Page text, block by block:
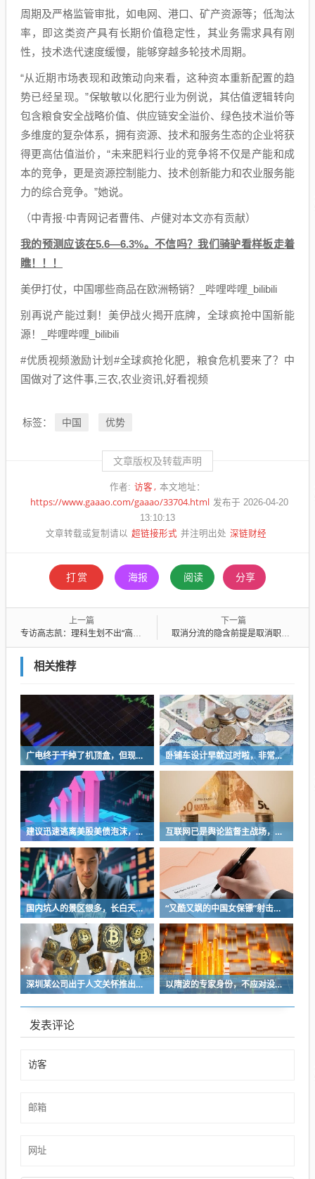
周期及严格监管审批，如电网、港口、矿产资源等；低淘汰
率，即这类资产具有长期价值稳定性，其业务需求具有刚
性，技术迭代速度缓慢，能够穿越多轮技术周期。
“从近期市场表现和政策动向来看，这种资本重新配置的趋
势已经呈现。”保敏敏以化肥行业为例说，其估值逻辑转向
包含粮食安全战略价值、供应链安全溢价、绿色技术溢价等
多维度的复杂体系，拥有资源、技术和服务生态的企业将获
得更高估值溢价，“未来肥料行业的竞争将不仅是产能和成
本的竞争，更是资源控制能力、技术创新能力和农业服务能
力的综合竞争。”她说。
（中青报·中青网记者曹伟、卢健对本文亦有贡献）
我的预测应该在5.6—6.3%。不信吗？我们骑驴看样板走着
瞧！！！
美伊打仗，中国哪些商品在欧洲畅销？_哔哩哔哩_bilibili
别再说产能过剩！美伊战火揭开底牌，全球疯抢中国新能
源！_哔哩哔哩_bilibili
#优质视频激励计划#全球疯抢化肥，粮食危机要来了？中
国做对了这件事,三农,农业资讯,好看视频
标签： 中国 优势
文章版权及转载声明
作者: 访客 本文地址：
https://www.gaaao.com/gaaao/33704.html 发布于 2026-04-20
13:10:13
文章转载或复制请以 超链接形式 并注明出处 深链财经
打赏 海报 阅读 分享
上一篇
专访高志凯：理科生划不出“高志凯线”
下一篇
取消分流的隐含前提是取消职校，全部都是普通高中
相关推荐
广电终于干掉了机顶盒，但现在没多少人看电视了… 卧铺车设计早就过时啦，非常不具备人性化
建议迅速逃离美股美债泡沫，AI正加速而非延缓其泡沫破裂 互联网已是舆论监督主战场，让我们用这五点珍惜它
国内坑人的景区很多，长白天池只是其中被坑印象最深的那一个 “又酷又飒的中国女保镖”射击夺冠
深圳某公司出于人文关怀推出内部托管，结果无孩单身员工举报了，核心理由有两个 以隋波的专家身份，不应对没统一标准的口味指手画脚，依仗专家身份欺负一线厨师
发表评论